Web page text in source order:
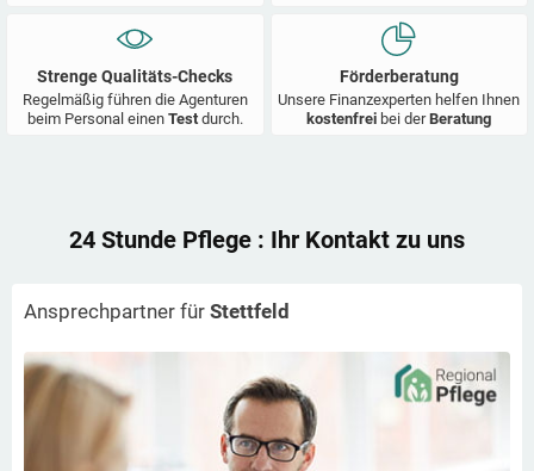
Strenge Qualitäts-Checks
Regelmäßig führen die Agenturen
beim Personal einen Test durch.
Förderberatung
Unsere Finanzexperten helfen Ihnen
kostenfrei bei derBeratung
24 Stunde Pflege : Ihr Kontakt zu uns
Ansprechpartner für Stettfeld